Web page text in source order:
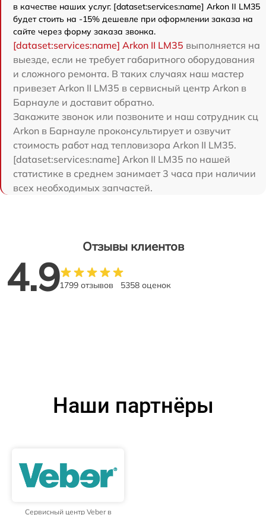
в качестве наших услуг. [dataset:services:name] Arkon II LM35
будет стоить на -15% дешевле при оформлении заказа на
сайте через форму заказа звонка.
[dataset:services:name] Arkon II LM35 выполняется на
выезде, если не требует габаритного оборудования
и сложного ремонта. В таких случаях наш мастер
привезет Arkon II LM35 в сервисный центр Arkon в
Барнауле и доставит обратно.
Закажите звонок или позвоните и наш сотрудник сц
Arkon в Барнауле проконсультирует и озвучит
стоимость работ над тепловизора Arkon II LM35.
[dataset:services:name] Arkon II LM35 по нашей
статистике в среднем занимает 3 часа при наличии
всех необходимых запчастей.
Отзывы клиентов
4.91799 отзывов 5358 оценок
Наши партнёры
Сервисный центр Veber в